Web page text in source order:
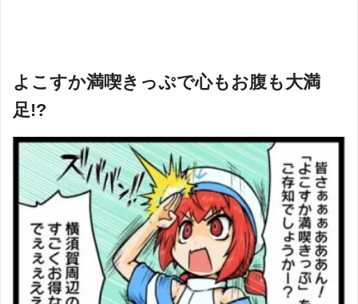
よこすか満喫きっぷで心もお腹も大満
足!?